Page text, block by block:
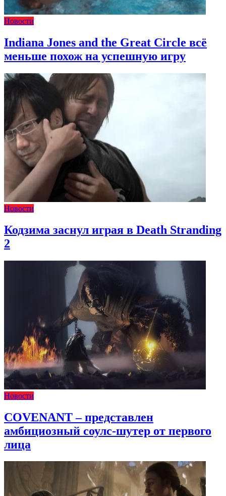
Новости
Indiana Jones and the Great Circle всё
меньше похож на успешную игру
Новости
Кодзима заснул играя в Death Stranding
2
Новости
COVENANT – представлен
амбициозный соулс-шутер от первого
лица